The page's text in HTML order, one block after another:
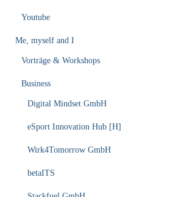
Youtube
Me, myself and I
Vorträge & Workshops
Business
Digital Mindset GmbH
eSport Innovation Hub [H]
Wirk4Tomorrow GmbH
betaITS